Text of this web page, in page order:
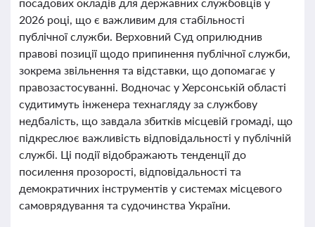
2026 році, що є важливим для стабільності
публічної служби. Верховний Суд оприлюднив
правові позиції щодо припинення публічної служби,
зокрема звільнення та відставки, що допомагає у
правозастосуванні. Водночас у Херсонській області
судитимуть інженера технагляду за службову
недбалість, що завдала збитків місцевій громаді, що
підкреслює важливість відповідальності у публічній
службі. Ці події відображають тенденції до
посилення прозорості, відповідальності та
демократичних інструментів у системах місцевого
самоврядування та судочинства України.